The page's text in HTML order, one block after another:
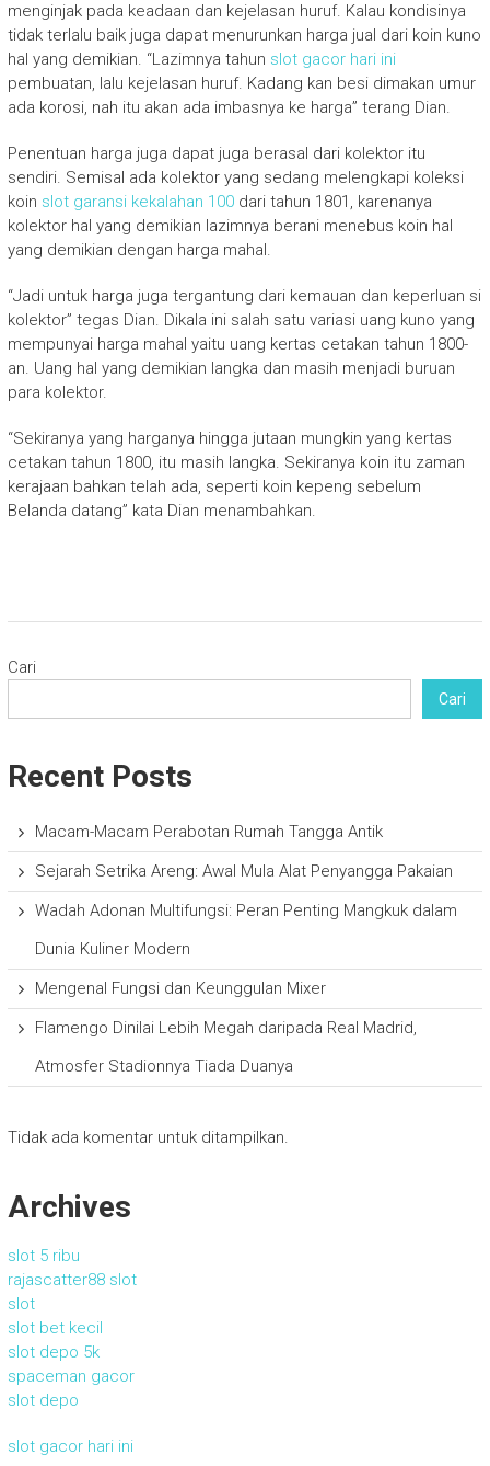
menginjak pada keadaan dan kejelasan huruf. Kalau kondisinya
tidak terlalu baik juga dapat menurunkan harga jual dari koin kuno
hal yang demikian. “Lazimnya tahun slot gacor hari ini
pembuatan, lalu kejelasan huruf. Kadang kan besi dimakan umur
ada korosi, nah itu akan ada imbasnya ke harga” terang Dian.
Penentuan harga juga dapat juga berasal dari kolektor itu
sendiri. Semisal ada kolektor yang sedang melengkapi koleksi
koin slot garansi kekalahan 100dari tahun 1801, karenanya
kolektor hal yang demikian lazimnya berani menebus koin hal
yang demikian dengan harga mahal.
“Jadi untuk harga juga tergantung dari kemauan dan keperluan si
kolektor” tegas Dian. Dikala ini salah satu variasi uang kuno yang
mempunyai harga mahal yaitu uang kertas cetakan tahun 1800-
an. Uang hal yang demikian langka dan masih menjadi buruan
para kolektor.
“Sekiranya yang harganya hingga jutaan mungkin yang kertas
cetakan tahun 1800, itu masih langka. Sekiranya koin itu zaman
kerajaan bahkan telah ada, seperti koin kepeng sebelum
Belanda datang” kata Dian menambahkan.
Cari
Cari
Recent Posts
Macam-Macam Perabotan Rumah Tangga Antik
Sejarah Setrika Areng: Awal Mula Alat Penyangga Pakaian
Wadah Adonan Multifungsi: Peran Penting Mangkuk dalam
Dunia Kuliner Modern
Mengenal Fungsi dan Keunggulan Mixer
Flamengo Dinilai Lebih Megah daripada Real Madrid,
Atmosfer Stadionnya Tiada Duanya
Tidak ada komentar untuk ditampilkan.
Archives
slot 5 ribu
rajascatter88 slot
slot
slot bet kecil
slot depo 5k
spaceman gacor
slot depo
slot gacor hari ini